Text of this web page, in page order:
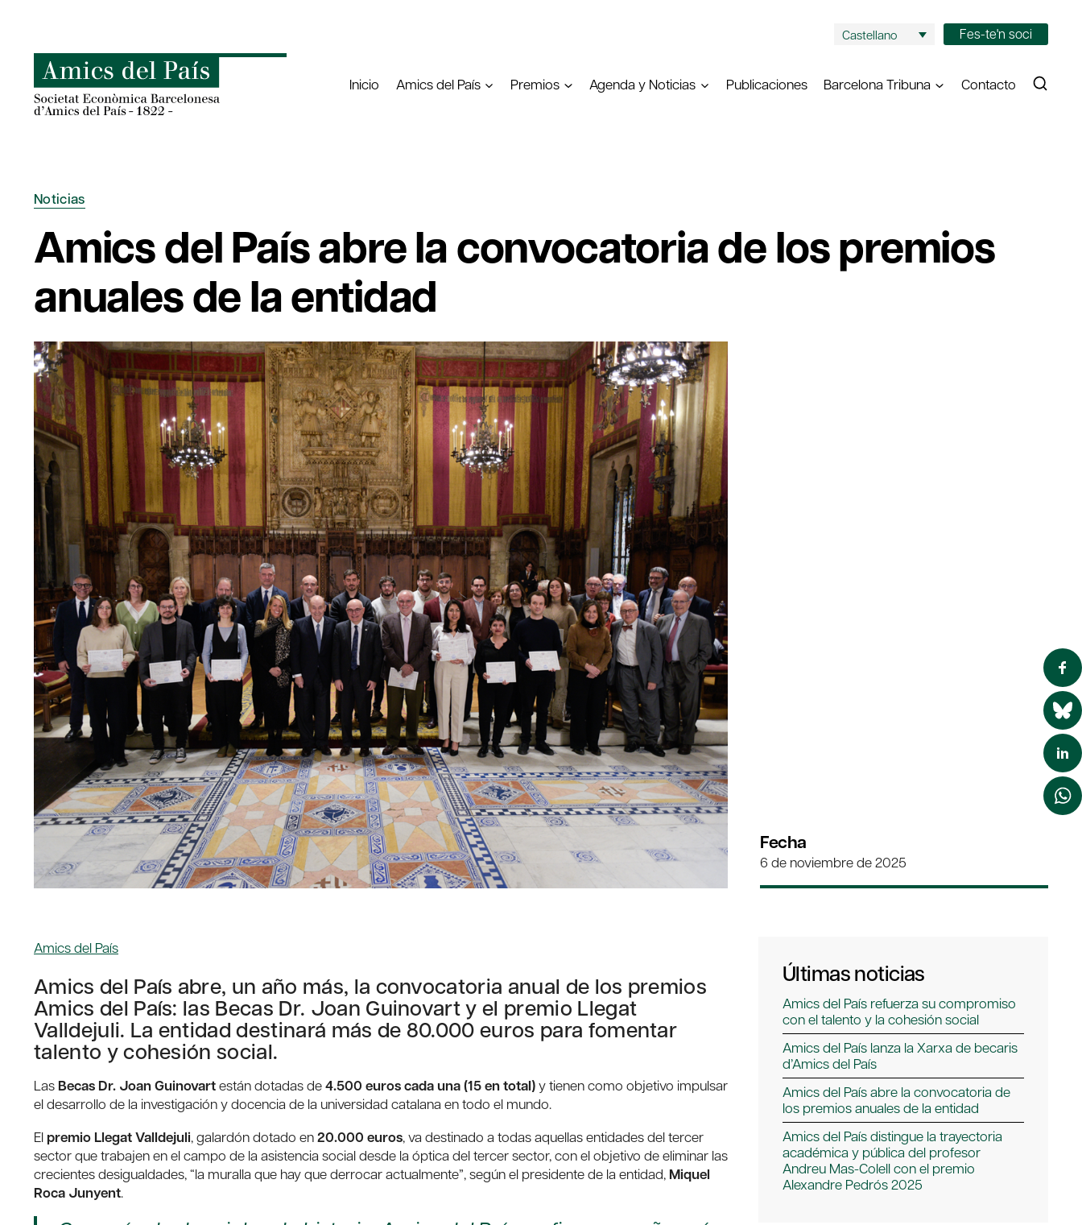
contenido
Castellano Fes-te'n soci
Inicio Amics del País Premios Agenda y Noticias Publicaciones Barcelona Tribuna Contacto
Noticias
Amics del País abre la convocatoria de los premios
anuales de la entidad
Fecha
6 de noviembre de 2025
Amics del País
Amics del País abre, un año más, la convocatoria anual de los premios
Amics del País: las Becas Dr. Joan Guinovart y el premio Llegat
Valldejuli. La entidad destinará más de 80.000 euros para fomentar
talento y cohesión social.
Las Becas Dr. Joan Guinovartestán dotadas de4.500 euros cada una (15 en total)y tienen como objetivo impulsar
el desarrollo de la investigación y docencia de la universidad catalana en todo el mundo.
El premio Llegat Valldejuli, galardón dotado en20.000 euros, va destinado a todas aquellas entidades del tercer
sector que trabajen en el campo de la asistencia social desde la óptica del tercer sector, con el objetivo de eliminar las
crecientes desigualdades, “la muralla que hay que derrocar actualmente”, según el presidente de la entidad, Miquel
Roca Junyent.
Últimas noticias
Amics del País refuerza su compromiso
con el talento y la cohesión social
Amics del País lanza la Xarxa de becaris
d’Amics del País
Amics del País abre la convocatoria de
los premios anuales de la entidad
Amics del País distingue la trayectoria
académica y pública del profesor
Andreu Mas-Colell con el premio
Alexandre Pedrós 2025